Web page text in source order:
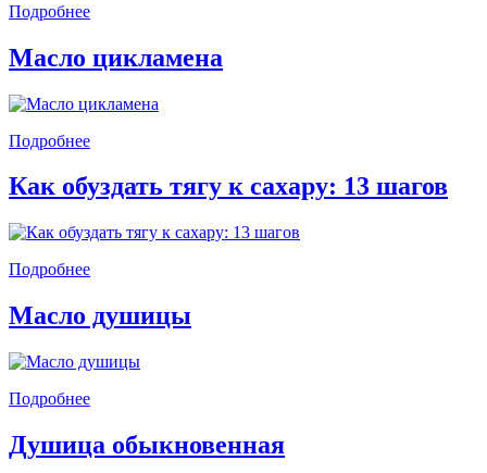
Подробнее
Масло цикламена
Подробнее
Как обуздать тягу к сахару: 13 шагов
Подробнее
Масло душицы
Подробнее
Душица обыкновенная